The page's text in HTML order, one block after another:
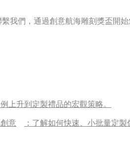
我們，通過創意航海雕刻獎盃開
上升到定製禮品的宏觀策略。
意
：了解如何快速、小批量定